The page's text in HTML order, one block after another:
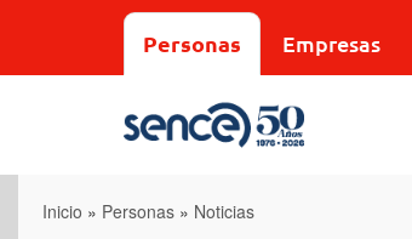
Personas Empresas
Inicio » Personas » Noticias